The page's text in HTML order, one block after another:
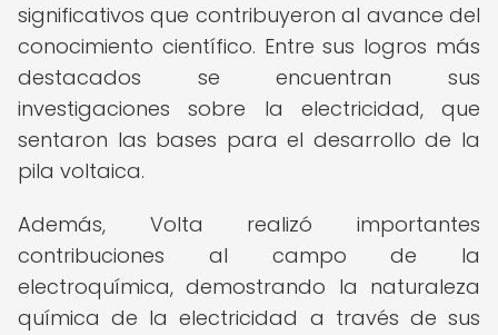
significativos que contribuyeron al avance del
conocimiento científico. Entre sus logros más
destacados se encuentran sus
investigaciones sobre la electricidad, que
sentaron las bases para el desarrollo de la
pila voltaica.
Además, Volta realizó importantes
contribuciones al campo de la
electroquímica, demostrando la naturaleza
química de la electricidad a través de sus